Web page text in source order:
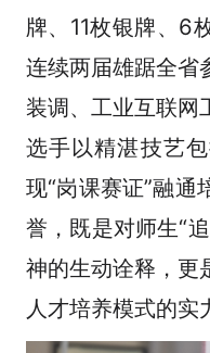
牌、11枚银牌、6
连续两届雄踞全省
装调、工业互联网
选手以精湛技艺
现“岗课赛证”融通
誉，既是对师生“
神的生动诠释，更
人才培养模式的实